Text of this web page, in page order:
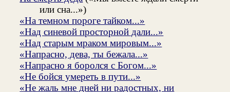
или сна...»)
«На темном пороге тайком...»
«Над синевой просторной дали...»
«Над старым мраком мировым...»
«Напрасно, дева, ты бежала...»
«Напрасно я боролся с Богом...»
«Не бойся умереть в пути...»
«Не жаль мне дней ни радостных, ни